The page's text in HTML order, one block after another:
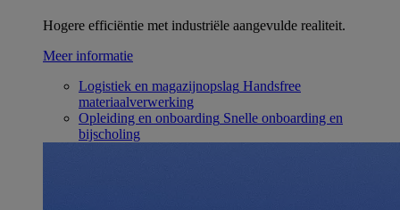
Hogere efficiëntie met industriële aangevulde realiteit.
Meer informatie
Logistiek en magazijnopslag Handsfree
materiaalverwerking
Opleiding en onboarding Snelle onboarding en
bijscholing